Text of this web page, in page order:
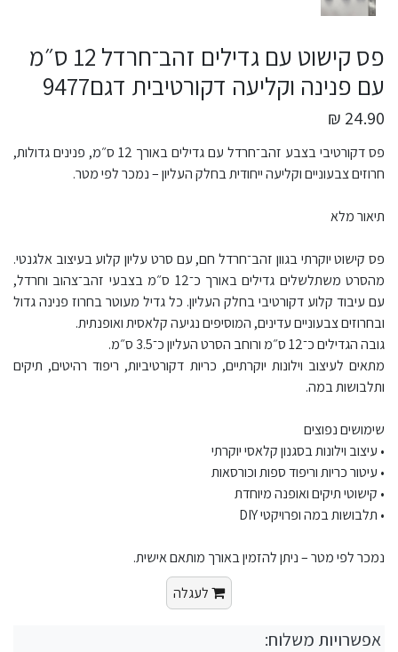
פס קישוט עם גדילים זהב־חרדל 12 ס״מ
עם פנינה וקליעה דקורטיבית דגם9477
24.90 ₪
פס דקורטיבי בצבע זהב־חרדל עם גדילים באורך 12 ס״מ, פנינים גדולות,
חרוזים צבעוניים וקליעה ייחודית בחלק העליון – נמכר לפי מטר.
תיאור מלא
פס קישוט יוקרתי בגוון זהב־חרדל חם, עם סרט עליון קלוע בעיצוב אלגנטי.
מהסרט משתלשלים גדילים באורך כ־12 ס״מ בצבעי זהב־צהוב וחרדל,
עם עיבוד קלוע דקורטיבי בחלק העליון. כל גדיל מעוטר בחרוז פנינה גדול
ובחרוזים צבעוניים עדינים, המוסיפים נגיעה קלאסית ואופנתית.
גובה הגדילים כ־12 ס״מ ורוחב הסרט העליון כ־3.5 ס״מ.
מתאים לעיצוב וילונות יוקרתיים, כריות דקורטיביות, ריפוד רהיטים, תיקים
ותלבושות במה.
שימושים נפוצים
• עיצוב וילונות בסגנון קלאסי יוקרתי
• עיטור כריות וריפוד ספות וכורסאות
• קישוטי תיקים ואופנה מיוחדת
• תלבושות במה ופרויקטי DIY
נמכר לפי מטר – ניתן להזמין באורך מותאם אישית.
לעגלה
אפשרויות משלוח: